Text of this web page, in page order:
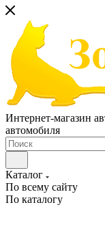
Интернет-магазин
автомобиля
Каталог
По всему сайту
По каталогу